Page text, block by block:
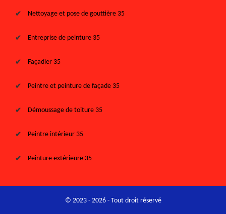
Nettoyage et pose de gouttière 35
Entreprise de peinture 35
Façadier 35
Peintre et peinture de façade 35
Démoussage de toiture 35
Peintre intérieur 35
Peinture extérieure 35
© 2023 - 2026 - Tout droit réservé